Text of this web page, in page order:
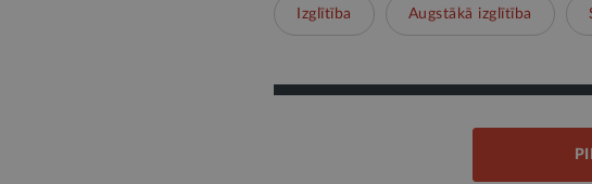
Izglītība Augstākā izglītība